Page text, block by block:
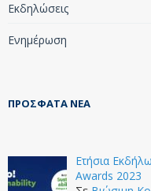
Εκδηλώσεις
Ενημέρωση
ΠΡΌΣΦΑΤΑ ΝΈΑ
Ετήσια
Awards 2023